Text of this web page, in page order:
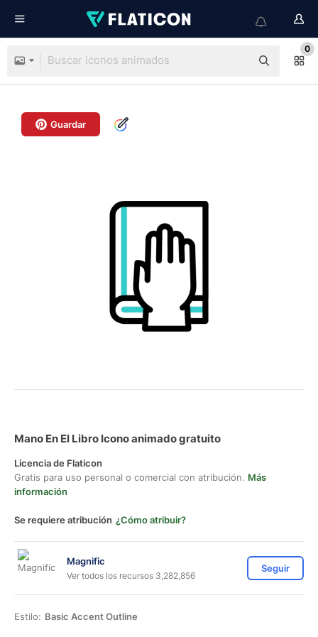
0
Guardar
Mano En El Libro Icono animado gratuito
Licencia de Flaticon
Gratis para uso personal o comercial con atribución. Más
información
Se requiere atribución ¿Cómo atribuir?
Magnific
Ver todos los recursos 3,282,856
Seguir
Estilo: Basic Accent Outline